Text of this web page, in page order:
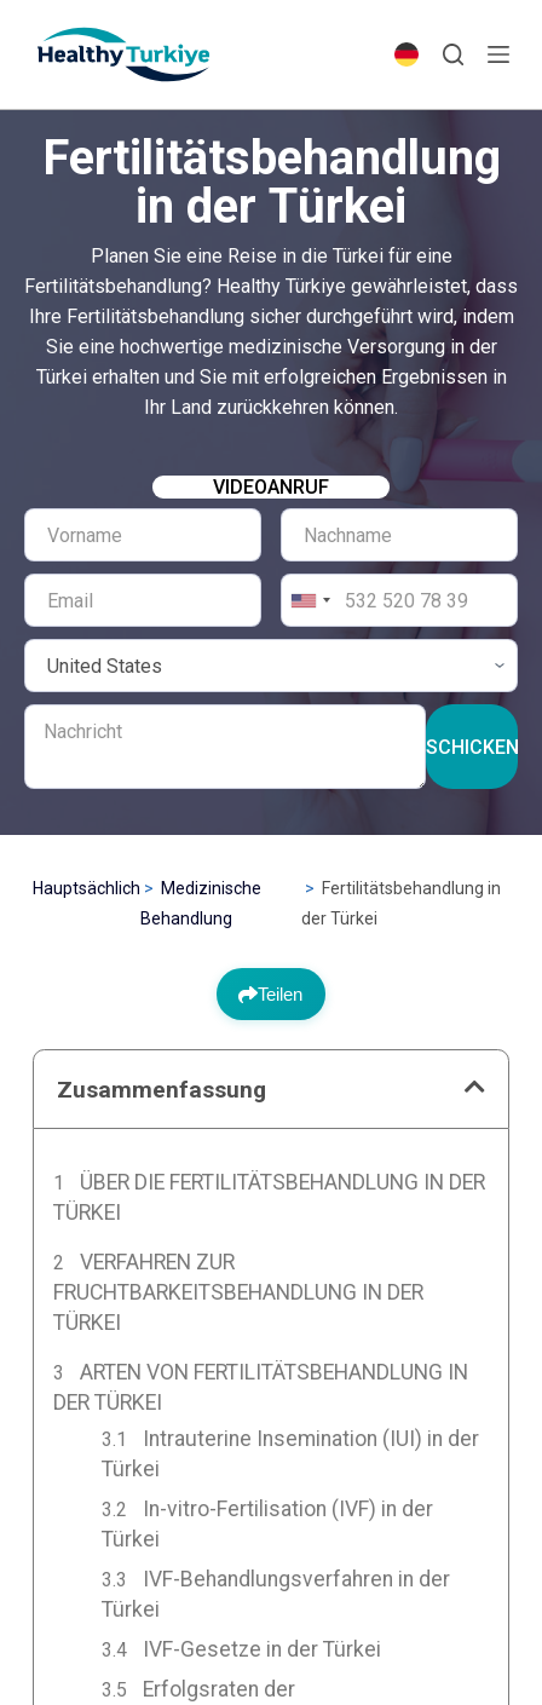
p
t
e
Fertilitätsbehandlung
in der Türkei
Planen Sie eine Reise in die Türkei für eine
Fertilitätsbehandlung? Healthy Türkiye gewährleistet, dass
Ihre Fertilitätsbehandlung sicher durchgeführt wird, indem
Sie eine hochwertige medizinische Versorgung in der
Türkei erhalten und Sie mit erfolgreichen Ergebnissen in
Ihr Land zurückkehren können.
VIDEOANRUF
SCHICKEN
Hauptsächlich
Medizinische
Behandlung
Fertilitätsbehandlung in
der Türkei
Teilen
Zusammenfassung
ÜBER DIE FERTILITÄTSBEHANDLUNG IN DER
TÜRKEI
VERFAHREN ZUR
FRUCHTBARKEITSBEHANDLUNG IN DER
TÜRKEI
ARTEN VON FERTILITÄTSBEHANDLUNG IN
DER TÜRKEI
Intrauterine Insemination (IUI) in der
Türkei
In-vitro-Fertilisation (IVF) in der
Türkei
IVF-Behandlungsverfahren in der
Türkei
IVF-Gesetze in der Türkei
Erfolgsraten der